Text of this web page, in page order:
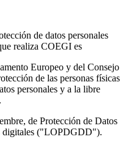
de datos personales
realiza COEGI es
Europeo y del Consejo
de las personas físicas
personales y a la libre
de Protección de Datos
digitales ("LOPDGDD").